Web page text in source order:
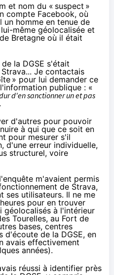
et nom du « suspect »
compte Facebook, où
homme en tenue de
même géolocalisée et
Bretagne où il était
la DGSE s'était
Je contactais
» pour lui demander ce
publique : «
d'en sanctionner un et pas
d'autres pour pouvoir
à qui que ce soit en
pour mesurer s'il
d'une erreur individuelle,
structurel, voire
m'avaient permis
de Strava,
ses utilisateurs. Il ne me
pour en trouver
géolocalisés à l'intérieur
Tourelles, au Fort de
bases, centres
de la DGSE, en
avais effectivement
années).
réussi à identifier près